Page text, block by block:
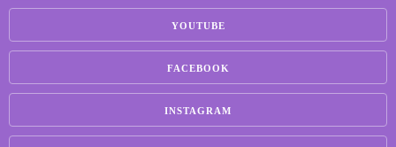
YOUTUBE
FACEBOOK
INSTAGRAM